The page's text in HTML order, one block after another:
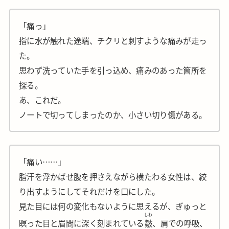
「痛っ」
指に水が触れた途端、チクリと刺すような痛みが走っ
た。
思わず洗っていた手を引っ込め、痛みのあった箇所を
探る。
あ、これだ。
ノートで切ってしまったのか、小さい切り傷がある。
「痛い……」
脂汗を浮かばせ腹を押さえながら横たわる女性は、絞
り出すようにしてそれだけを口にした。
見た目には何の変化もないように思えるが、ぎゅっと
瞑った目と眉間に深く刻まれている皺
しわ
、肩での呼吸、